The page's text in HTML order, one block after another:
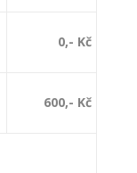
0,- Kč
600,- Kč